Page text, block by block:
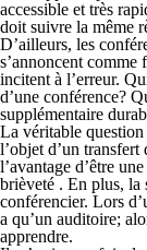
accessible et très
doit suivre la même
D’ailleurs, les
s’annoncent comme
incitent à l’erreur.
d’une conférence?
supplémentaire
La véritable
l’objet d’un transfert
l’avantage d’être
brièveté . En plus, la
conférencier. Lors
a qu’un auditoire;
apprendre.